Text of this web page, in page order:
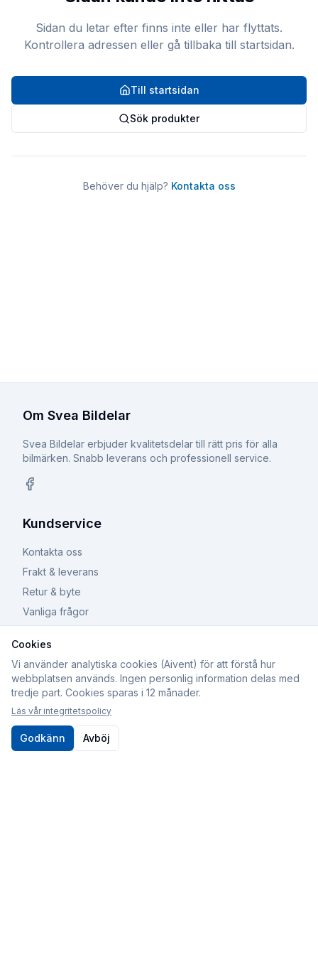
Sidan du letar efter finns inte eller har flyttats.
Kontrollera adressen eller gå tillbaka till startsidan.
Till startsidan
Sök produkter
Behöver du hjälp? Kontakta oss
Om Svea Bildelar
Svea Bildelar erbjuder kvalitetsdelar till rätt pris för alla
bilmärken. Snabb leverans och professionell service.
Kundservice
Kontakta oss
Frakt & leverans
Retur & byte
Vanliga frågor
Information
Köpvillkor
Integritetspolicy
Cookies
Om oss
Cookies
Vi använder analytiska cookies (Aivent) för att förstå hur
webbplatsen används. Ingen personlig information delas med
tredje part. Cookies sparas i 12 månader.
Läs vår integritetspolicy
Godkänn Avböj